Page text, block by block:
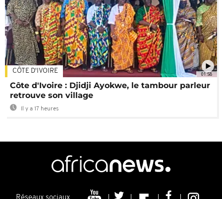
01:58
CÔTE D'IVOIRE
Côte d'Ivoire : Djidji Ayokwe, le tambour parleur
retrouve son village
Il y a 17 heures